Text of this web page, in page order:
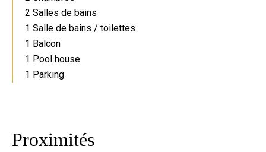
2 Salles de bains
1 Salle de bains / toilettes
1 Balcon
1 Pool house
1 Parking
Proximités